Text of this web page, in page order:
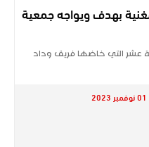
بهدف ويواجه جمعية
عشر التي خاضها فريق وداد